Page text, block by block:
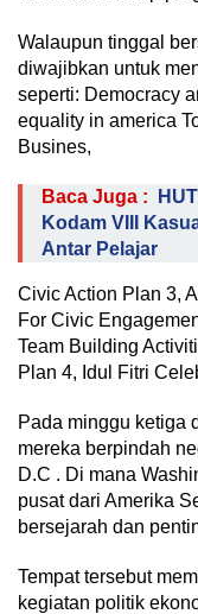
Walaupun tinggal
diwajibkan untuk
seperti: Democracy
equality in america
Busines,
Baca Juga :
Kodam VIII
Antar Pelajar
Civic Action Plan 3,
For Civic
Team Building
Plan 4, Idul Fitri
Pada minggu ketiga
mereka berpindah
D.C . Di mana
pusat dari Amerika
bersejarah dan
Tempat tersebut
kegiatan politik